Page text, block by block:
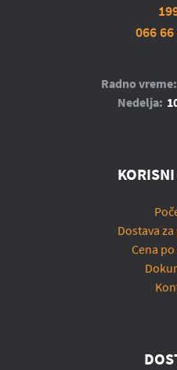
066
Radno vreme:
Nedelja:
Dostava
Cena